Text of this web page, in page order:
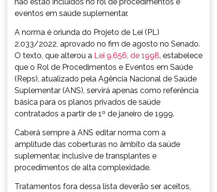
não estão incluídos no rol de procedimentos e
eventos em saúde suplementar.
A norma é oriunda do Projeto de Lei (PL)
2.033/2022, aprovado no fim de agosto no Senado.
O texto, que alterou a Lei 9.656, de 1998, estabelece
que o Rol de Procedimentos e Eventos em Saúde
(Reps), atualizado pela Agência Nacional de Saúde
Suplementar (ANS), servirá apenas como referência
básica para os planos privados de saúde
contratados a partir de 1º de janeiro de 1999.
Caberá sempre à ANS editar norma com a
amplitude das coberturas no âmbito da saúde
suplementar, inclusive de transplantes e
procedimentos de alta complexidade.
Tratamentos fora dessa lista deverão ser aceitos,